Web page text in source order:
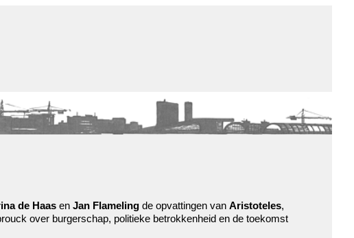
contact
nieuwsbrief
de Haas en Jan Flameling de opvattingen van Aristoteles,
over burgerschap, politieke betrokkenheid en de toekomst